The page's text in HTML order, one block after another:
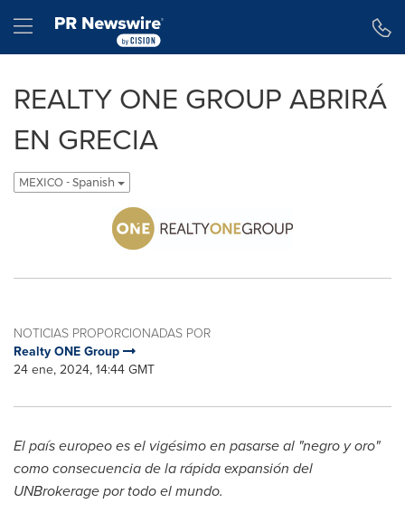
Hamburger menu
REALTY ONE GROUP ABRIRÁ
EN GRECIA
MEXICO - Spanish
NOTICIAS PROPORCIONADAS POR
Realty ONE Group
24 ene, 2024, 14:44 GMT
El país europeo es el vigésimo en pasarse al "negro y oro"
como consecuencia de la rápida expansión del
UNBrokerage por todo el mundo.